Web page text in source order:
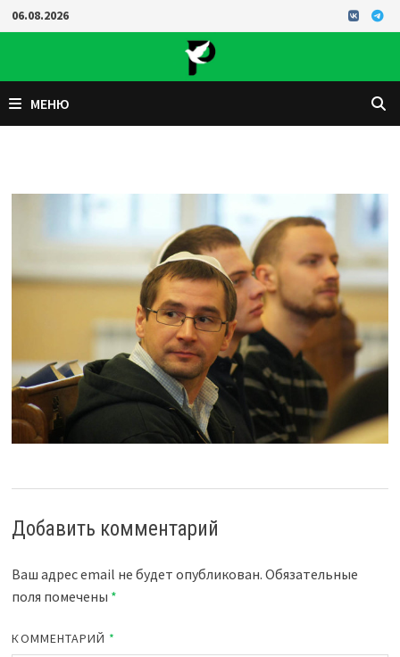
Перейти
к
06.08.2026
МЕНЮ
Добавить комментарий
Ваш адрес email не будет опубликован. Обязательные
поля помечены *
КОММЕНТАРИЙ *